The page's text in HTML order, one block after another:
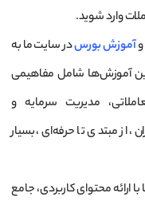
وارد شوید.
وآموزش بورسدر سایت ما به
این آموزش‌ها شامل مفاهیمی
مدیریت سرمایه و
از مبتدی تا حرفه‌ای، بسیار
ارائه محتوای کاربردی، جامع